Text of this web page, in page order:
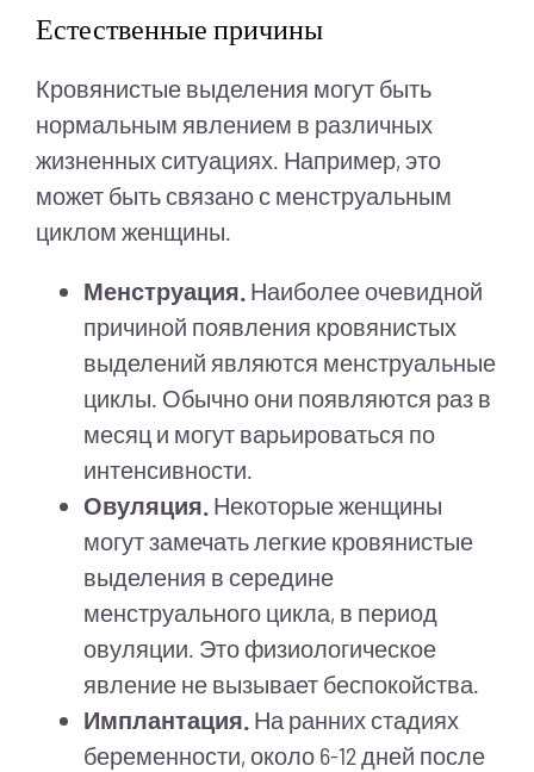
Естественные причины
Кровянистые выделения могут быть
нормальным явлением в различных
жизненных ситуациях. Например, это
может быть связано с менструальным
циклом женщины.
Менструация. Наиболее очевидной
причиной появления кровянистых
выделений являются менструальные
циклы. Обычно они появляются раз в
месяц и могут варьироваться по
интенсивности.
Овуляция. Некоторые женщины
могут замечать легкие кровянистые
выделения в середине
менструального цикла, в период
овуляции. Это физиологическое
явление не вызывает беспокойства.
Имплантация. На ранних стадиях
беременности, около 6-12 дней после